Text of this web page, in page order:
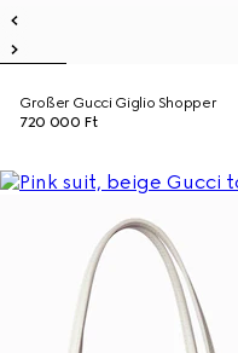
Großer Gucci Giglio Shopper
720 000 Ft